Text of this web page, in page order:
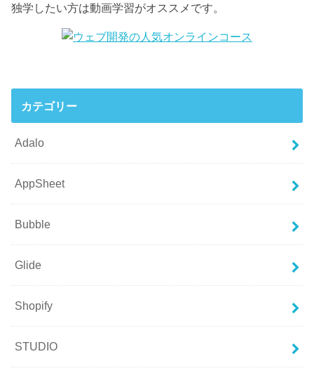
独学したい方は動画学習がオススメです。
カテゴリー
Adalo
AppSheet
Bubble
Glide
Shopify
STUDIO